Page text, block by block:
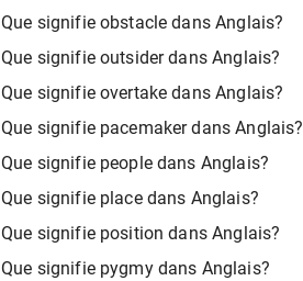
Que signifie obstacle dans Anglais?
Que signifie outsider dans Anglais?
Que signifie overtake dans Anglais?
Que signifie pacemaker dans Anglais?
Que signifie people dans Anglais?
Que signifie place dans Anglais?
Que signifie position dans Anglais?
Que signifie pygmy dans Anglais?